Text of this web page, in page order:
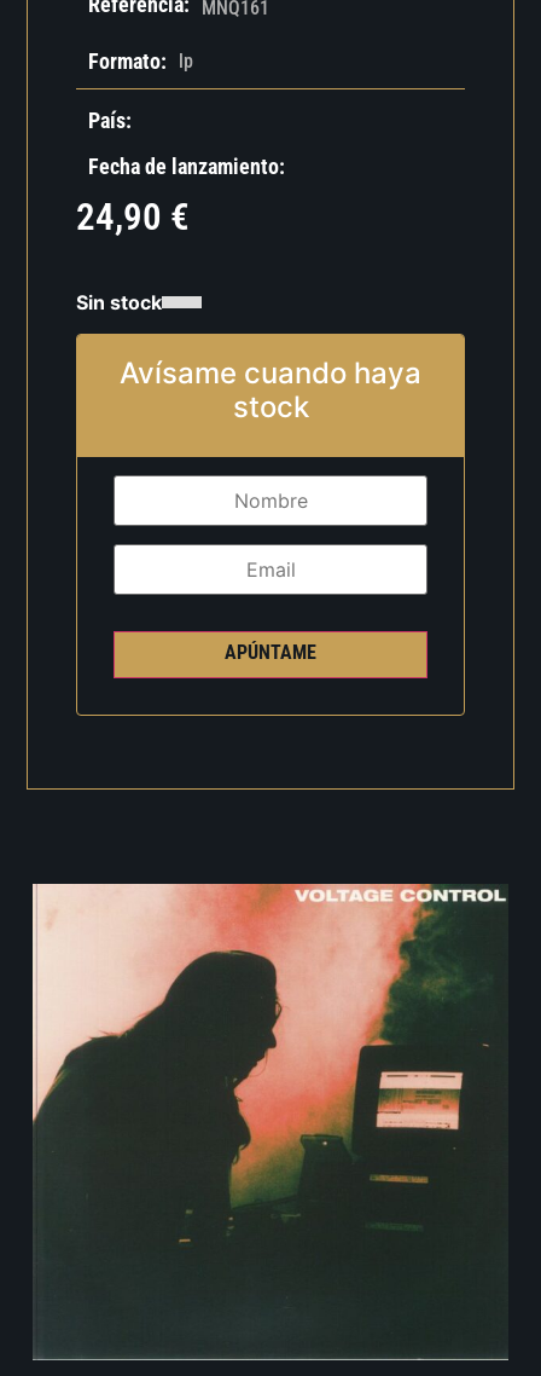
MNQ161
Formato: lp
País:
Fecha de lanzamiento:
24,90 €
Sin stock
Avísame cuando haya
stock
APÚNTAME